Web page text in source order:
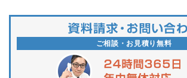
ご相談・お見積り無料